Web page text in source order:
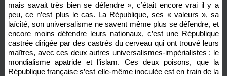
mais savait très bien se défendre », c’était encore vrai il y a
peu, ce n’est plus le cas. La République, ses « valeurs », sa
laïcité, son universalisme ne savent même plus se défendre, et
encore moins défendre leurs nationaux, c’est une République
castrée dirigée par des castrés du cerveau qui ont trouvé leurs
maîtres, avec ces deux autres universalismes-impérialistes : le
mondialisme apatride et l’islam. Ces deux poisons, que la
République française s’est elle-même inoculée est en train de la